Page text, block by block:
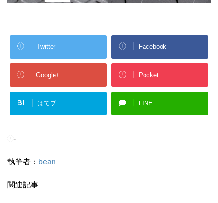
Twitter Facebook
Google+ Pocket
B! はてブ LINE
-
執筆者： bean
関連記事